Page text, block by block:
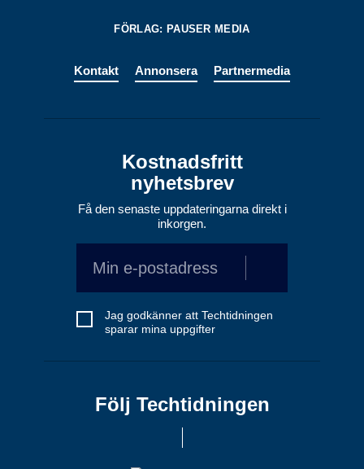
FÖRLAG: PAUSER MEDIA
Kontakt Annonsera Partnermedia
Kostnadsfritt
nyhetsbrev
Få den senaste uppdateringarna direkt i
inkorgen.
Jag godkänner att Techtidningen
sparar mina uppgifter
Följ Techtidningen